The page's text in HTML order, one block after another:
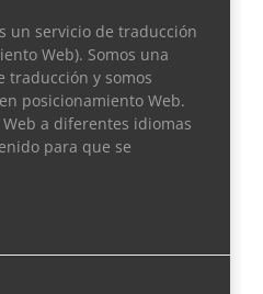
un servicio de traducción
Web). Somos una
traducción y somos
posicionamiento Web.
a diferentes idiomas
para que se